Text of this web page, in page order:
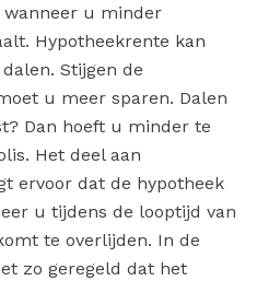
u minder
Hypotheekrente kan
Stijgen de
u meer sparen. Dalen
Dan hoeft u minder te
Het deel aan
ervoor dat de hypotheek
u tijdens de looptijd van
te overlijden. In de
zo geregeld dat het